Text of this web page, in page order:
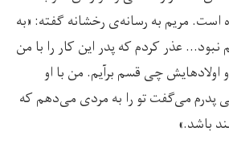
مریم به رسانه‌ی رخشانه گفته: «به
عذر کردم که پدر این کار را با من
اولادهایش چی قسم برآیم. من با او
می‌گفت تو را به مردی می‌دهم که
باشد.»